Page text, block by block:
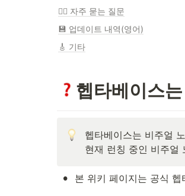
💁‍♀️ 자주 묻는 질문
💾 업데이트 내역(영어)
🎸 기타
헵타베이스
헵타베이스는 비주얼
현재 런칭 중인 비주얼
• 본 위키 페이지는 공식